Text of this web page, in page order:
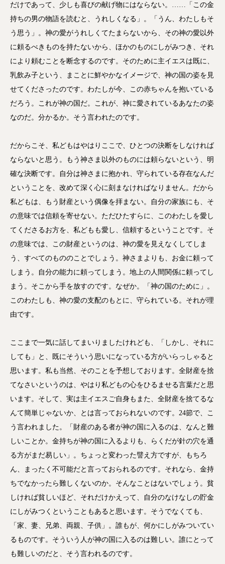
だけであって、少しも喜びの献げ物にはならない。……「この金
持ちの男の物語を読むと、うれしくなる」。「うん、わたしもそ
う思う」。神の愛がうれしくてたまらないから、その神の愛以外
に頼るべきものを持たないから、ほかのものにしがみつき、それ
により頼むことを断念するのです。そのために主イエスは既に、
乳飲み子という、まことに鮮やかなイメージで、神の国の姿を見
せてくださったのです。わたしが今、この赤ちゃんを抱いている
だろう。これが神の国だ。これが、神に愛されているあなたの姿
なのだ。分かるか。そう言われたのです。
だからこそ、私どもはやはりここで、ひとつの決断をしなければ
ならないと思う。もう神さま以外のものには頼らないという、明
確な決断です。自分は神さまに抱かれ、守られている存在なんだ
ということを、改めて深く心に刻まなければなりません。だから
私どもは、もう財産という偶像を拝まない。自分の家族にも、そ
の意味では信頼を寄せない。ただひたすらに、このわたしを愛し
てくださるお方を、私どもも愛し、信頼するということです。そ
の意味では、この財産というのは、神の愛を見えなくしてしま
う、すべてのもののことでしょう。神さまよりも、お金に頼って
しまう。自分の能力に頼ってしまう。地上の人間関係に頼ってし
まう。そこから手を放すのです。なぜか。「神の国のために」。
このわたしも、神の愛の支配のもとに、守られている。それが理
由です。
ここまで一気に話してまいりましたけれども、「しかし、それに
しても」と、既にそういう思いになっている方がいらっしゃると
思います。私も当然、そのことを予想しております。全財産を捨
てなさいというのは、やはり私どもの心をひるませる言葉だと思
います。そして、実は主イエスご自身もまた、全財産を捨てるな
んて簡単じゃないか、とは言っておられないのです。24節で、こ
う言われました。「財産のある者が神の国に入るのは、なんと難
しいことか。金持ちが神の国に入るよりも、らくだが針の穴を通
る方がまだ易しい」。ちょっと変わった譬え方ですが、もちろ
ん、まったく不可能だと言っておられるのです。それなら、金持
ちでなかったら難しくないのか。そんなことはないでしょう。貧
しければ貧しいほど、それだけかえって、自分のなけなしの貯金
にしがみつくということもあると思います。そうでなくても、
「家、妻、兄弟、両親、子供」。誰もが、何かにしがみついてい
るものです。そういう人が神の国に入るのは難しい。誰にとって
も難しいのだと、そう言われるのです。